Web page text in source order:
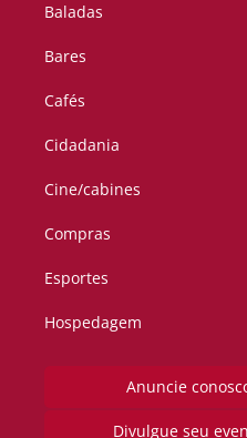
Baladas
Bares
Cafés
Cidadania
Cine/cabines
Compras
Esportes
Hospedagem
Anuncie
Divulgue seu